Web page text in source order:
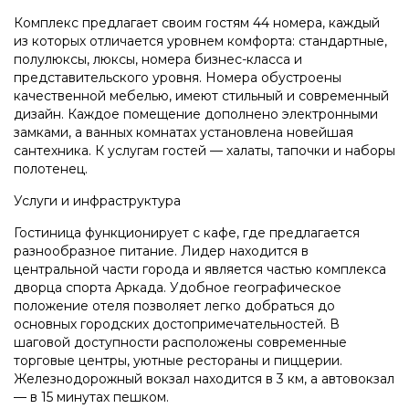
Комплекс предлагает своим гостям 44 номера, каждый
из которых отличается уровнем комфорта: стандартные,
полулюксы, люксы, номера бизнес-класса и
представительского уровня. Номера обустроены
качественной мебелью, имеют стильный и современный
дизайн. Каждое помещение дополнено электронными
замками, а ванных комнатах установлена новейшая
сантехника. К услугам гостей — халаты, тапочки и наборы
полотенец.
Услуги и инфраструктура
Гостиница функционирует с кафе, где предлагается
разнообразное питание. Лидер находится в
центральной части города и является частью комплекса
дворца спорта Аркада. Удобное географическое
положение отеля позволяет легко добраться до
основных городских достопримечательностей. В
шаговой доступности расположены современные
торговые центры, уютные рестораны и пиццерии.
Железнодорожный вокзал находится в 3 км, а автовокзал
— в 15 минутах пешком.